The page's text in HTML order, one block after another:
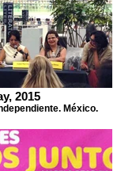
2015
México.